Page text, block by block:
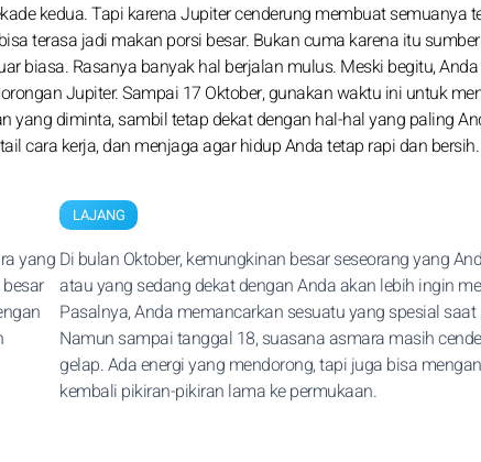
kedua. Tapi karena Jupiter cenderung membuat semuanya
terasa jadi makan porsi besar. Bukan cuma karena itu sumber
biasa. Rasanya banyak hal berjalan mulus. Meski begitu,
Jupiter. Sampai 17 Oktober, gunakan waktu ini untuk
yang diminta, sambil tetap dekat dengan hal-hal yang paling
cara kerja, dan menjaga agar hidup Anda tetap rapi dan bersih.
yang
LAJANG
Di bulan Oktober, kemungkinan besar seseorang yang
atau yang sedang dekat dengan Anda akan lebih ingin
Pasalnya, Anda memancarkan sesuatu yang spesial saat
Namun sampai tanggal 18, suasana asmara masih
gelap. Ada energi yang mendorong, tapi juga bisa
kembali pikiran-pikiran lama ke permukaan.